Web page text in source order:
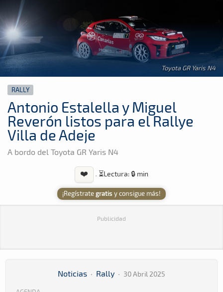
Toyota GR Yaris N4
RALLY
Antonio Estalella y Miguel
Reverón listos para el Rallye
Villa de Adeje
A bordo del Toyota GR Yaris N4
❤️ · ⏳Lectura: 🔒 min
¡Regístrategratis y consigue más!
Publicidad
Noticias · Rally · 30 Abril 2025